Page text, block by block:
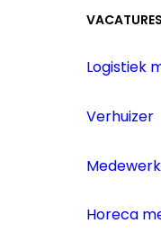
VACATURES
Logistiek
Verhuizer
Horeca